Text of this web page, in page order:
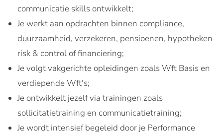
communicatie skills ontwikkelt;
Je werkt aan opdrachten binnen compliance,
duurzaamheid, verzekeren, pensioenen, hypotheken
risk & control of financiering;
Je volgt vakgerichte opleidingen zoals Wft Basis en
verdiepende Wft's;
Je ontwikkelt jezelf via trainingen zoals
sollicitatietraining en communicatietraining;
Je wordt intensief begeleid door je Performance